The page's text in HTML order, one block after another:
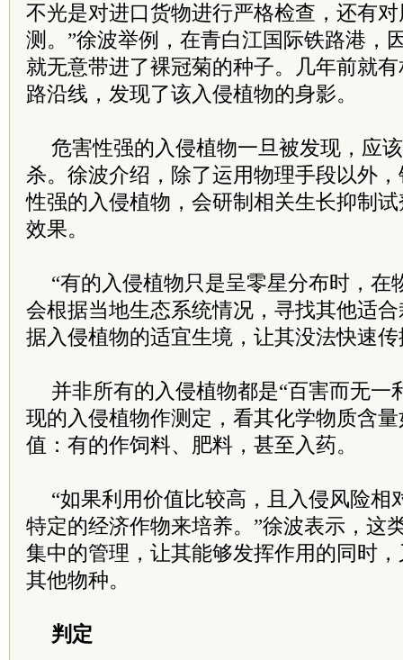
不光是对进口货物进行严格检查，还有
测。”徐波举例，在青白江国际铁路港，
就无意带进了裸冠菊的种子。几年前就
路沿线，发现了该入侵植物的身影。
危害性强的入侵植物一旦被发现，应
杀。徐波介绍，除了运用物理手段以外
性强的入侵植物，会研制相关生长抑制
效果。
“有的入侵植物只是呈零星分布时，在
会根据当地生态系统情况，寻找其他适
据入侵植物的适宜生境，让其没法快速
并非所有的入侵植物都是“百害而无一
现的入侵植物作测定，看其化学物质含
值：有的作饲料、肥料，甚至入药。
“如果利用价值比较高，且入侵风险相
特定的经济作物来培养。”徐波表示，这
集中的管理，让其能够发挥作用的同时
其他物种。
判定